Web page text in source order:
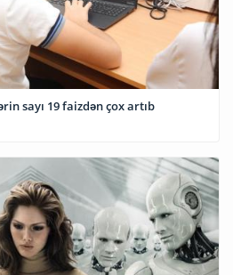
sayı 19 faizdən çox artıb